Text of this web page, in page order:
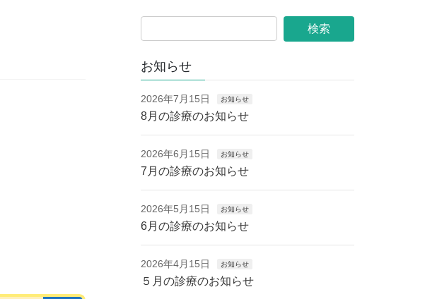
お知らせ
2026年7月15日 お知らせ
8月の診療のお知らせ
2026年6月15日 お知らせ
7月の診療のお知らせ
2026年5月15日 お知らせ
6月の診療のお知らせ
2026年4月15日 お知らせ
５月の診療のお知らせ